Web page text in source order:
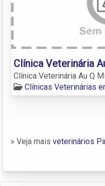
Clínica Veterinária
Clínica Veterinária Au Q
Clínicas Veterinárias
» Veja mais veterinários